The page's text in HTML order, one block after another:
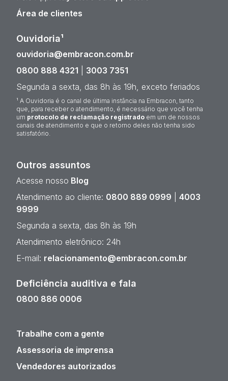
Área de clientes
Ouvidoria¹
ouvidoria@embracon.com.br
0800 888 4321
3003 7351
Segunda a sexta, das 8h às 19h, exceto feriados
¹ A Ouvidoria é o canal de última instância na Embracon, tanto
que, para receber o atendimento, é necessário que você tenha
um protocolo de reclamação registrado em um de nossos
canais de atendimento e que o retorno deles não tenha sido
satisfatório.
Outros assuntos
Acesse nosso Blog
Atendimento ao cliente: 0800 889 0999
4003
9999
Segunda a sexta, das 8h às 19h
Atendimento eletrônico: 24h
E-mail: relacionamento@embracon.com.br
Deficiência auditiva e fala
0800 886 0006
Trabalhe com a gente
Assessoria de imprensa
Vendedores autorizados